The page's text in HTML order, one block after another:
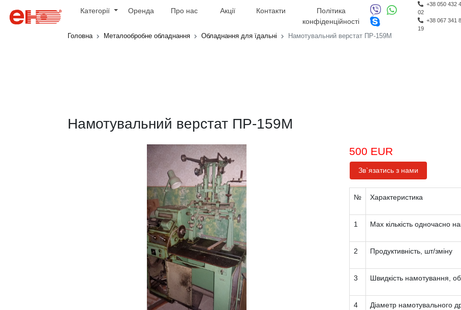
Категорії Оренда Про нас Акції Контакти
Політика
конфіденційності
+38 050 432
02
+38 067 341
19
Головна Металообробне обладнання Обладнання для їдальні Намотувальний верстат ПР-159М
Намотувальний верстат ПР-159М
500 EUR
Зв`язатись з нами
№ Характеристика
1 Мах кількість одночасно
2 Продуктивність, шт/зміну
3 Швидкість намотування,
4 Діаметр намотувального